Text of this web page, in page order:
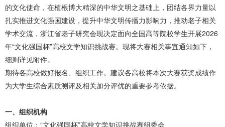
的文化使命，在植根博大精深的中华文明之基础上，团结各界力量以
扎实推进文化强国建设，提升中华文明传播力影响力，推动老子相关
学术交流，浙江省老子研究会现决定面向全国高等院校学生开展2026
年“文化强国杯”高校文学知识挑战赛。现将大赛相关事宜通知如下，
细则详见附件。
期待各高校做好报名、组织工作。建议各高校将本次大赛获奖成绩作
为大学生综合素质测评及相关加分评优的重要参考依据。
一、组织机构
组织单位：“文化强国杯”高校文学知识挑战赛组委会